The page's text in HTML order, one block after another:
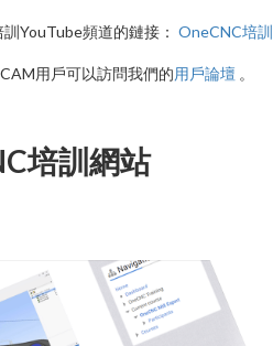
YouTube頻道的鏈接： OneCNC培訓
用戶可以訪問我們的用戶論壇 。
培訓網站